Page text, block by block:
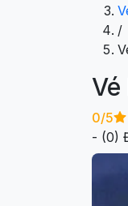
/
0/5
- (0)